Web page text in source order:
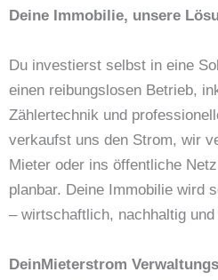
Deine Immobilie, unsere
Du investierst selbst in eine
einen reibungslosen Betrieb,
Zählertechnik und
verkaufst uns den Strom, wir
Mieter oder ins öffentliche
planbar. Deine Immobilie wird
– wirtschaftlich, nachhaltig
DeinMieterstrom